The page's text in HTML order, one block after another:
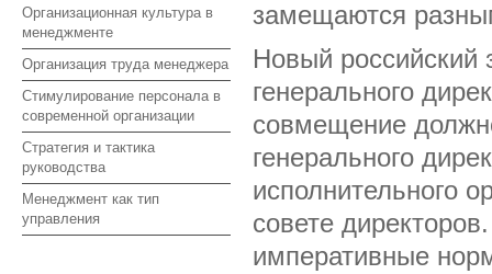
Организационная культура в
менеджменте
Организация труда менеджера
Стимулирование персонала в
современной организации
Стратегия и тактика
руководства
Менеджмент как тип
управления
замещаются
Новый российский
генерального
совмещение
генерального
исполнительного
совете
императивные